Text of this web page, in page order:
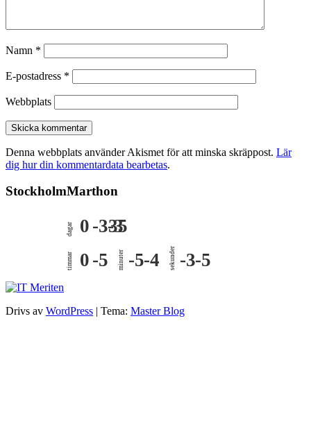
Namn *
E-postadress *
Webbplats
Denna webbplats använder Akismet för att minska skräppost. Lär
dig hur din kommentardata bearbetas.
StockholmMarthon
dagar 0 -335
-3
timmar 0 -5 minuter -5-4 sekunder -3-5
Drivs av WordPress | Tema: Master Blog